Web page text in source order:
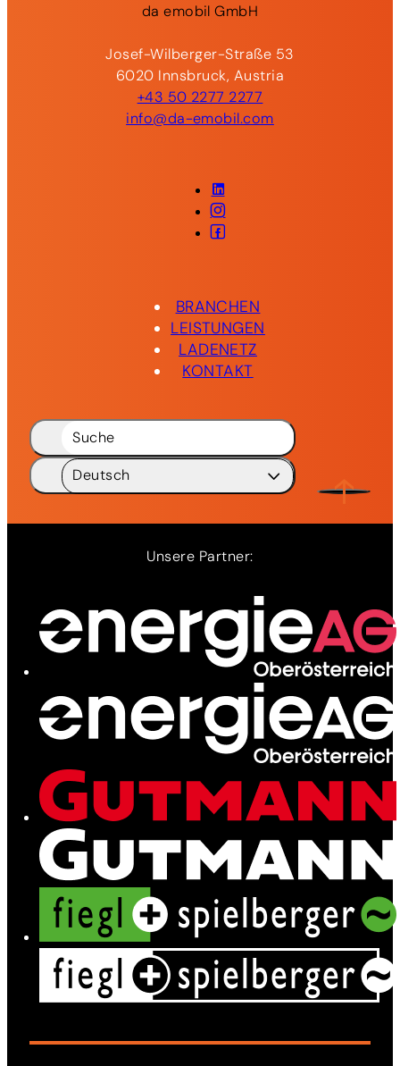
Ladenetz
Leistungen
News
Kontakt
daemobilGmbH
Josef-Wilberger-Straße 53
6020 Innsbruck, Austria
+43 50 2277 2277
info@da-emobil.com
LinkedIn
Instagram
Facebook
BRANCHEN
LEISTUNGEN
LADENETZ
KONTAKT
Suche
Deutsch
Unsere Partner: